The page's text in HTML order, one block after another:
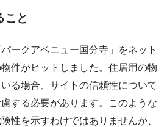
こと
ークアベニュー国分寺」をネット
件がヒットしました。住居用の物
る場合、サイトの信頼性について
する必要があります。このような
性を示すわけではありませんが、